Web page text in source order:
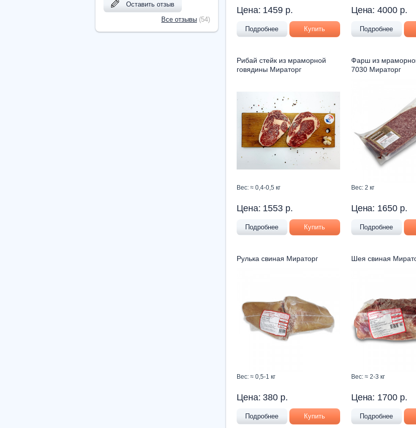
Оставить отзыв
Все отзывы (54)
Цена: 1459 р.
Подробнее Купить
Цена:4000р.
Подробнее
Рибай стейк из мраморной
говядины Мираторг
Вес: ≈ 0,4-0,5 кг
Цена: 1553 р.
Подробнее Купить
Фарш из
7030 Мираторг
Вес: 2 кг
Цена: 1650р.
Подробнее
Рулька свиная Мираторг
Вес: ≈ 0,5-1 кг
Цена: 380 р.
Подробнее Купить
Шея свиная
Вес: ≈ 2-3 кг
Цена: 1700р.
Подробнее